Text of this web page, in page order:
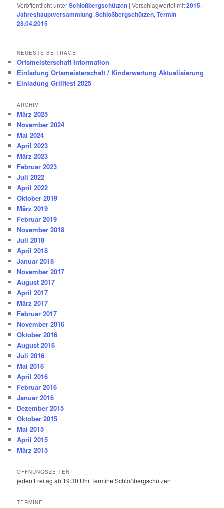
Veröffentlicht unterSchloßbergschützen |Verschlagwortet mit2015,
Jahreshauptversammlung,Schloßbergschützen,Termin
28.04.2015
NEUESTE BEITRÄGE
Ortsmeisterschaft Information
Einladung Ortsmeisterschaft / Kinderwertung Aktualisierung
Einladung Grillfest 2025
ARCHIV
März 2025
November 2024
Mai 2024
April 2023
März 2023
Februar 2023
Juli 2022
April 2022
Oktober 2019
März 2019
Februar 2019
November 2018
Juli 2018
April 2018
Januar 2018
November 2017
August 2017
April 2017
März 2017
Februar 2017
November 2016
Oktober 2016
August 2016
Juli 2016
Mai 2016
April 2016
Februar 2016
Januar 2016
Dezember 2015
Oktober 2015
Mai 2015
April 2015
März 2015
ÖFFNUNGSZEITEN
jeden Freitag ab 19:30 Uhr Termine Schloßbergschützen
TERMINE